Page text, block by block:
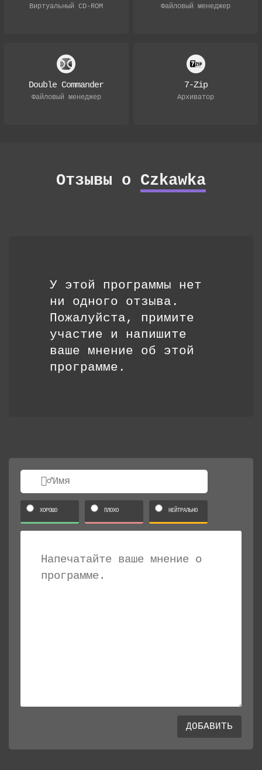
Виртуальный CD-ROM Файловый менеджер
Double Commander
Файловый менеджер
7-Zip
Архиватор
Отзывы о Czkawka
У этой программы нет
ни одного отзыва.
Пожалуйста, примите
участие и напишите
ваше мнение об этой
программе.
ХОРОШО ПЛОХО НЕЙТРАЛЬНО